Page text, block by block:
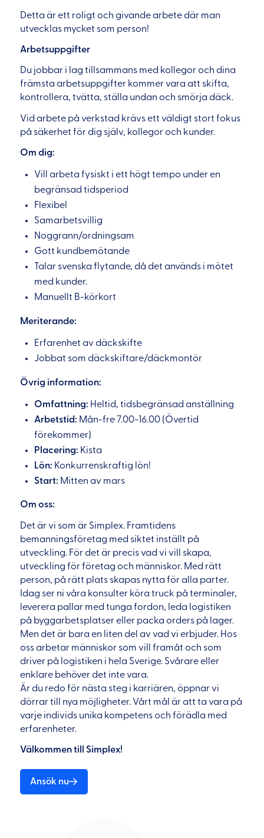
Detta är ett roligt och givande arbete där man
utvecklas mycket som person!
Arbetsuppgifter
Du jobbar i lag tillsammans med kollegor och dina
främsta arbetsuppgifter kommer vara att skifta,
kontrollera, tvätta, ställa undan och smörja däck.
Vid arbete på verkstad krävs ett väldigt stort fokus
på säkerhet för dig själv, kollegor och kunder.
Om dig:
Vill arbeta fysiskt i ett högt tempo under en
begränsad tidsperiod
Flexibel
Samarbetsvillig
Noggrann/ordningsam
Gott kundbemötande
Talar svenska flytande, då det används i mötet
med kunder.
Manuellt B-körkort
Meriterande:
Erfarenhet av däckskifte
Jobbat som däckskiftare/däckmontör
Övrig information:
Omfattning: Heltid, tidsbegränsad anställning
Arbetstid: Mån-fre 7.00-16.00 (Övertid
förekommer)
Placering: Kista
Lön: Konkurrenskraftig lön!
Start: Mitten av mars
Om oss:
Det är vi som är Simplex. Framtidens
bemanningsföretag med siktet inställt på
utveckling. För det är precis vad vi vill skapa,
utveckling för företag och människor. Med rätt
person, på rätt plats skapas nytta för alla parter.
Idag ser ni våra konsulter köra truck på terminaler,
leverera pallar med tunga fordon, leda logistiken
på byggarbetsplatser eller packa orders på lager.
Men det är bara en liten del av vad vi erbjuder. Hos
oss arbetar människor som vill framåt och som
driver på logistiken i hela Sverige. Svårare eller
enklare behöver det inte vara.
Är du redo för nästa steg i karriären, öppnar vi
dörrar till nya möjligheter. Vårt mål är att ta vara på
varje individs unika kompetens och förädla med
erfarenheter.
Välkommen till Simplex!
Ansök nu